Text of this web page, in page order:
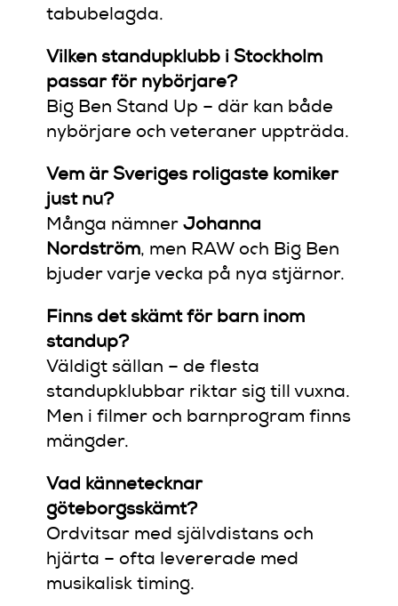
tabubelagda.
Vilken standupklubb i Stockholm
passar för nybörjare?
Big Ben Stand Up – där kan både
nybörjare och veteraner uppträda.
Vem är Sveriges roligaste komiker
just nu?
Många nämnerJohanna
Nordström, men RAW och Big Ben
bjuder varje vecka på nya stjärnor.
Finns det skämt för barn inom
standup?
Väldigt sällan – de flesta
standupklubbar riktar sig till vuxna.
Men i filmer och barnprogram finns
mängder.
Vad kännetecknar
göteborgsskämt?
Ordvitsar med självdistans och
hjärta – ofta levererade med
musikalisk timing.